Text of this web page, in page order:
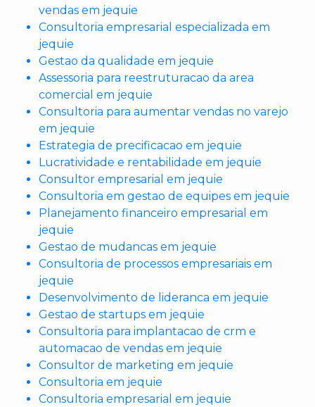
vendas em jequie
Consultoria empresarial especializada em
jequie
Gestao da qualidade em jequie
Assessoria para reestruturacao da area
comercial em jequie
Consultoria para aumentar vendas no varejo
em jequie
Estrategia de precificacao em jequie
Lucratividade e rentabilidade em jequie
Consultor empresarial em jequie
Consultoria em gestao de equipes em jequie
Planejamento financeiro empresarial em
jequie
Gestao de mudancas em jequie
Consultoria de processos empresariais em
jequie
Desenvolvimento de lideranca em jequie
Gestao de startups em jequie
Consultoria para implantacao de crm e
automacao de vendas em jequie
Consultor de marketing em jequie
Consultoria em jequie
Consultoria empresarial em jequie